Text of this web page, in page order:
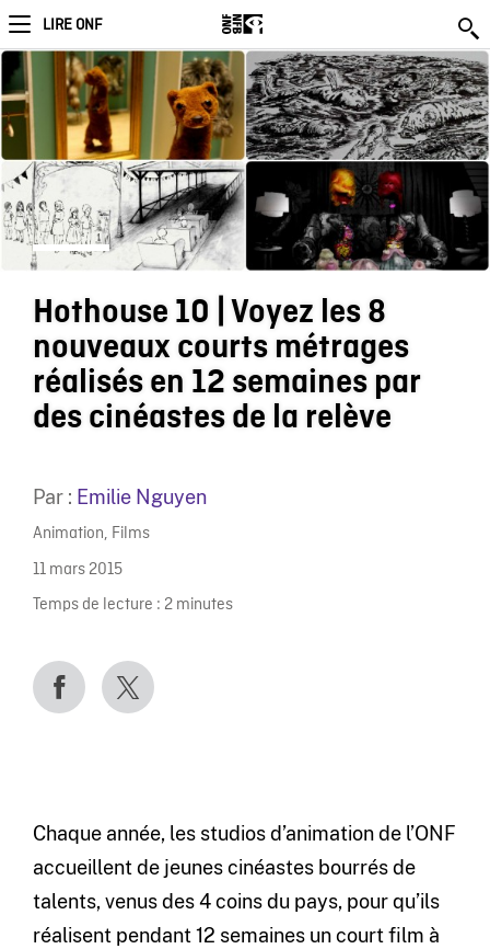
LIRE ONF
Hothouse 10 | Voyez les 8
nouveaux courts métrages
réalisés en 12 semaines par
des cinéastes de la relève
Par : Emilie Nguyen
Animation, Films
11 mars 2015
Temps de lecture : 2 minutes
Chaque année, les studios d’animation de l’ONF
accueillent de jeunes cinéastes bourrés de
talents, venus des 4 coins du pays, pour qu’ils
réalisent pendant 12 semaines un court film à